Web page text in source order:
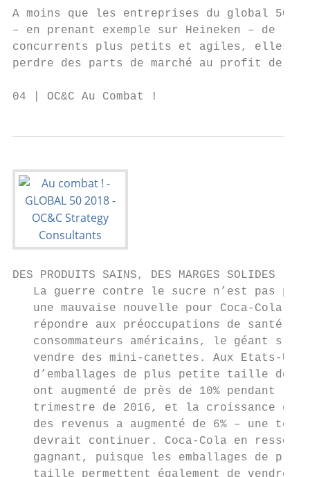
A moins que les entreprises du global 50
– en prenant exemple sur Heineken – de
concurrents plus petits et agiles, elles
perdre des parts de marché au profit de
04 | OC&C Au Combat !
DES PRODUITS SAINS, DES MARGES SOLIDES
La guerre contre le sucre n’est pas
une mauvaise nouvelle pour Coca-Cola.
répondre aux préoccupations de santé de
consommateurs américains, le géant
vendre des mini-canettes. Aux Etats-
d’emballages de plus petite taille de
ont augmenté de près de 10% pendant le
trimestre de 2016, et la croissance
des revenus a augmenté de 6% – une
devrait continuer. Coca-Cola en ressort
gagnant, puisque les emballages de plus
taille permettent également de vendre à